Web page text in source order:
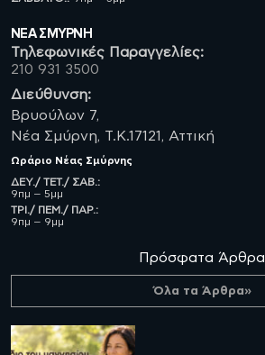
ΝΈΑ ΣΜΥΡΝΗ
Τηλεφωνικές Παραγγελίες:
210 931 3500
Διεύθυνση:
Βρυούλων 7,
Νέα Σμύρνη, Τ.Κ.17121, Αττική
Ωράριο Νέας Σμύρνης
ΔΕΥ./ ΤΕΤ./ ΣΑΒ.:
9πμ – 5μμ
ΤΡΙ./ ΠΕΜ./ ΠΑΡ.:
9πμ – 9μμ
Πρόσφατα Άρθρα
Όλα τα Άρθρα»